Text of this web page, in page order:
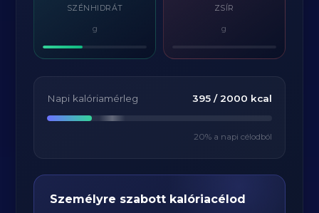
SZÉNHIDRÁT
g
ZSÍR
g
Napi kalóriamérleg 395/ 2000 kcal
20% a napi célodból
Személyre szabott kalóriacélod